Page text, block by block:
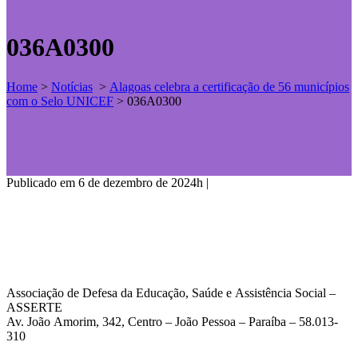
036A0300
Home > Notícias > Alagoas celebra a certificação de 56 municípios
com o Selo UNICEF > 036A0300
Publicado em 6 de dezembro de 2024h |
Associação de Defesa da Educação, Saúde e Assistência Social –
ASSERTE
Av. João Amorim, 342, Centro – João Pessoa – Paraíba – 58.013-
310